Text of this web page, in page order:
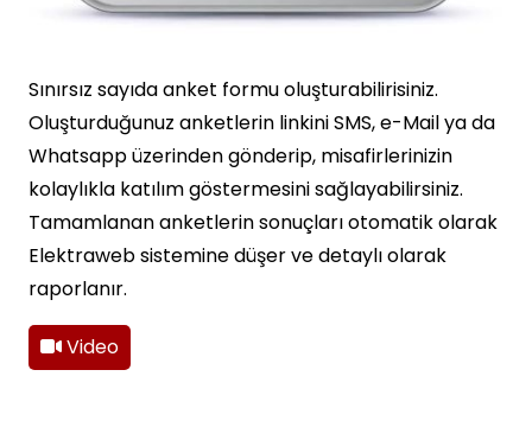
Sınırsız sayıda anket formu oluşturabilirisiniz.
Oluşturduğunuz anketlerin linkini SMS, e-Mail ya da
Whatsapp üzerinden gönderip, misafirlerinizin
kolaylıkla katılım göstermesini sağlayabilirsiniz.
Tamamlanan anketlerin sonuçları otomatik olarak
Elektraweb sistemine düşer ve detaylı olarak
raporlanır.
Video